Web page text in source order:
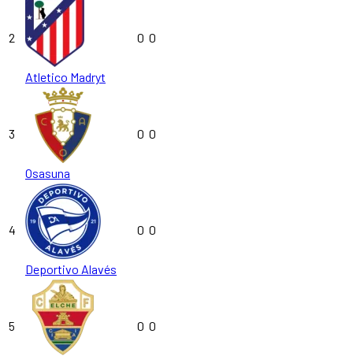
2
Atletico Madryt
0 0
3
Osasuna
0 0
4
Deportivo Alavés
0 0
5 0 0